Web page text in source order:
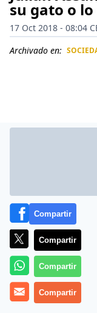
su gato o lo
17 Oct 2018 - 08:04
Archivado en:
Más información
Compartir
Compartir
Compartir
Compartir